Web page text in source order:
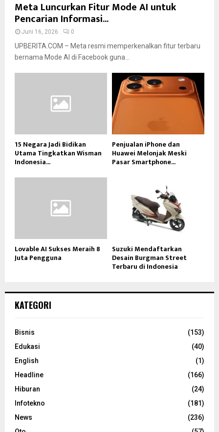
Meta Luncurkan Fitur Mode AI untuk
Pencarian Informasi...
Juni 16, 2026 0
UPBERITA.COM – Meta resmi memperkenalkan fitur terbaru
bernama Mode AI di Facebook guna...
15 Negara Jadi Bidikan
Utama Tingkatkan Wisman
Indonesia...
Penjualan iPhone dan
Huawei Melonjak Meski
Pasar Smartphone...
Lovable AI Sukses Meraih 8
Juta Pengguna
Suzuki Mendaftarkan
Desain Burgman Street
Terbaru di Indonesia
KATEGORI
Bisnis
(153)
Edukasi
(40)
English
(1)
Headline
(166)
Hiburan
(24)
Infotekno
(181)
News
(236)